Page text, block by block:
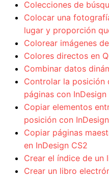
Colecciones de
Colocar una
lugar y proporción
Colorear imágenes
Colores directos en
Combinar datos
Controlar la posición
páginas con InDesign
Copiar elementos
posición con InDesign
Copiar páginas
en InDesign CS2
Crear el índice de un
Crear un libro